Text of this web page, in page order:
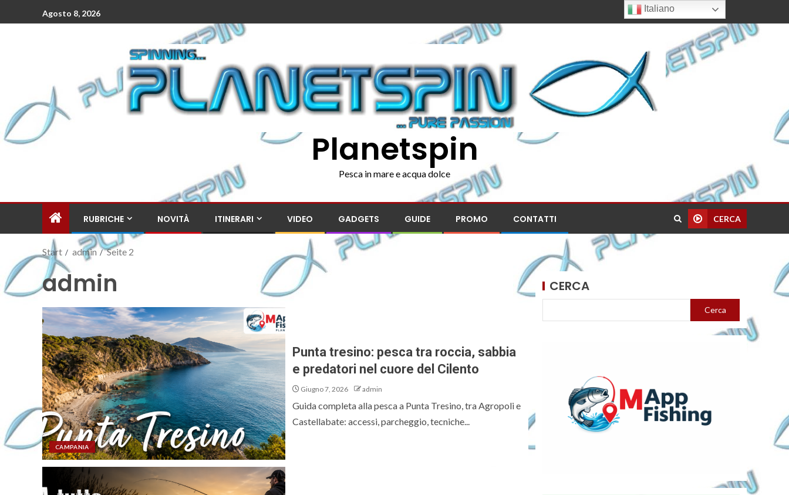
Agosto 8, 2026
Planetspin
Pesca in mare e acqua dolce
RUBRICHE NOVITÀ ITINERARI VIDEO GADGETS GUIDE PROMO CONTATTI CERCA
Start admin Seite 2
admin
CAMPANIA
Punta tresino: pesca tra roccia, sabbia
e predatori nel cuore del Cilento
Giugno 7, 2026 admin
Guida completa alla pesca a Punta Tresino, tra Agropoli e
Castellabate: accessi, parcheggio, tecniche...
CERCA
Cerca
Italiano